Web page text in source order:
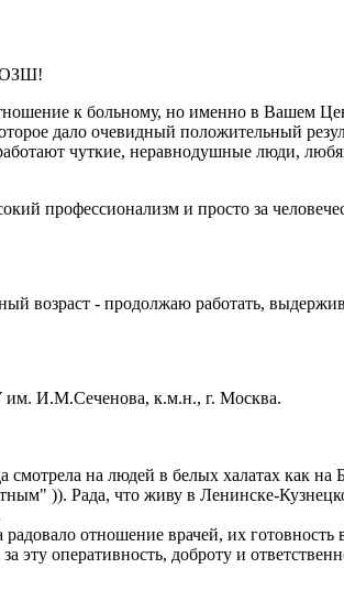
ОЗШ!
к больному, но именно в Вашем
дало очевидный положительный
работают чуткие, неравнодушные люди,
профессионализм и просто за
возраст - продолжаю работать,
им. И.М.Сеченова, к.м.н., г. Москва.
смотрела на людей в белых халатах как
)). Рада, что живу в Ленинске-
отношение врачей, их
оперативность, доброту и